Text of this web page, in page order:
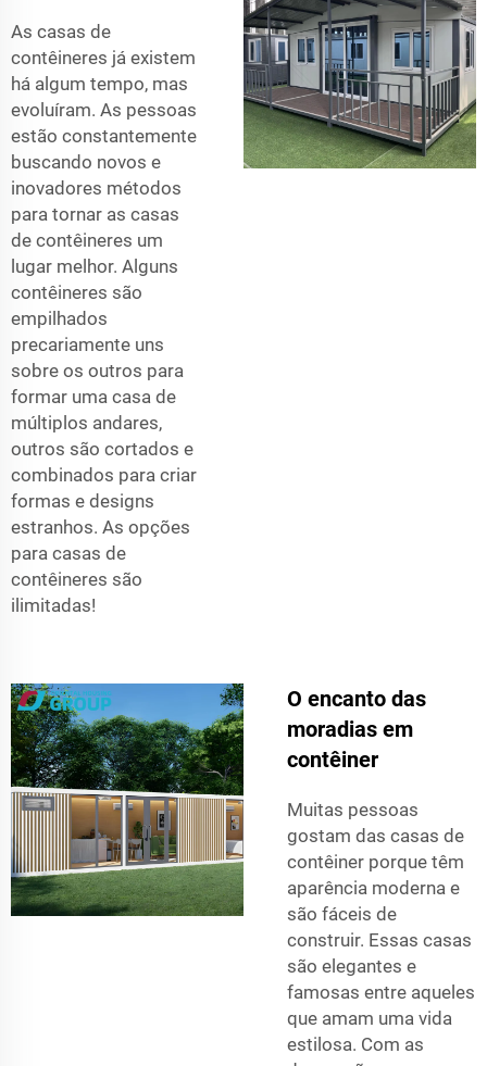
As casas de
contêineres já existem
há algum tempo, mas
evoluíram. As pessoas
estão constantemente
buscando novos e
inovadores métodos
para tornar as casas
de contêineres um
lugar melhor. Alguns
contêineres são
empilhados
precariamente uns
sobre os outros para
formar uma casa de
múltiplos andares,
outros são cortados e
combinados para criar
formas e designs
estranhos. As opções
para casas de
contêineres são
ilimitadas!
O encanto das
moradias em
contêiner
Muitas pessoas
gostam das casas de
contêiner porque têm
aparência moderna e
são fáceis de
construir. Essas casas
são elegantes e
famosas entre aqueles
que amam uma vida
estilosa. Com as